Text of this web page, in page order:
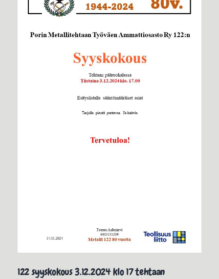
122 syyskokous 3.12.2024 klo 17 tehtaan